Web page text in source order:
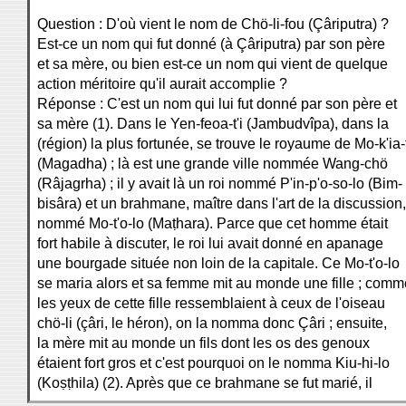
Question : D'où vient le nom de Chö-li-fou (Çâriputra) ?
Est-ce un nom qui fut donné (à Çâriputra) par son père
et sa mère, ou bien est-ce un nom qui vient de quelque
action méritoire qu'il aurait accomplie ?
Réponse : C'est un nom qui lui fut donné par son père et
sa mère (1). Dans le Yen-feoa-t'i (Jambudvîpa), dans la
(région) la plus fortunée, se trouve le royaume de Mo-
(Magadha) ; là est une grande ville nommée Wang-chö
(Râjagrha) ; il y avait là un roi nommé P'in-p'o-so-lo (Bim-
bisâra) et un brahmane, maître dans l'art de la discussion,
nommé Mo-t'o-lo (Maṭhara). Parce que cet homme était
fort habile à discuter, le roi lui avait donné en apanage
une bourgade située non loin de la capitale. Ce Mo-t'o-lo
se maria alors et sa femme mit au monde une fille ;
les yeux de cette fille ressemblaient à ceux de l'oiseau
chö-li (çâri, le héron), on la nomma donc Çâri ; ensuite,
la mère mit au monde un fils dont les os des genoux
étaient fort gros et c'est pourquoi on le nomma Kiu-hi-lo
(Koṣṭhila) (2). Après que ce brahmane se fut marié, il